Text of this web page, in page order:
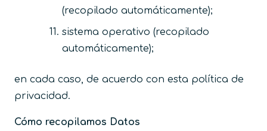
(recopilado automáticamente);
sistema operativo (recopilado
automáticamente);
en cada caso, de acuerdo con esta política de
privacidad.
Cómo recopilamos Datos